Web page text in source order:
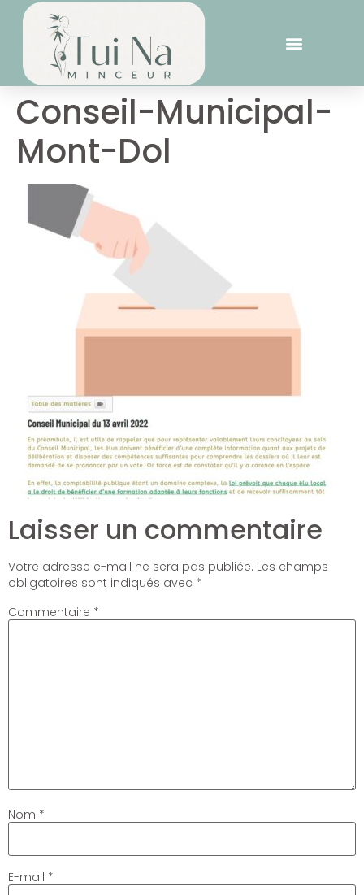
Conseil-Municipal-
Mont-Dol
Laisser un commentaire
Votre adresse e-mail ne sera pas publiée. Les champs
obligatoires sont indiqués avec *
Commentaire *
Nom *
E-mail *